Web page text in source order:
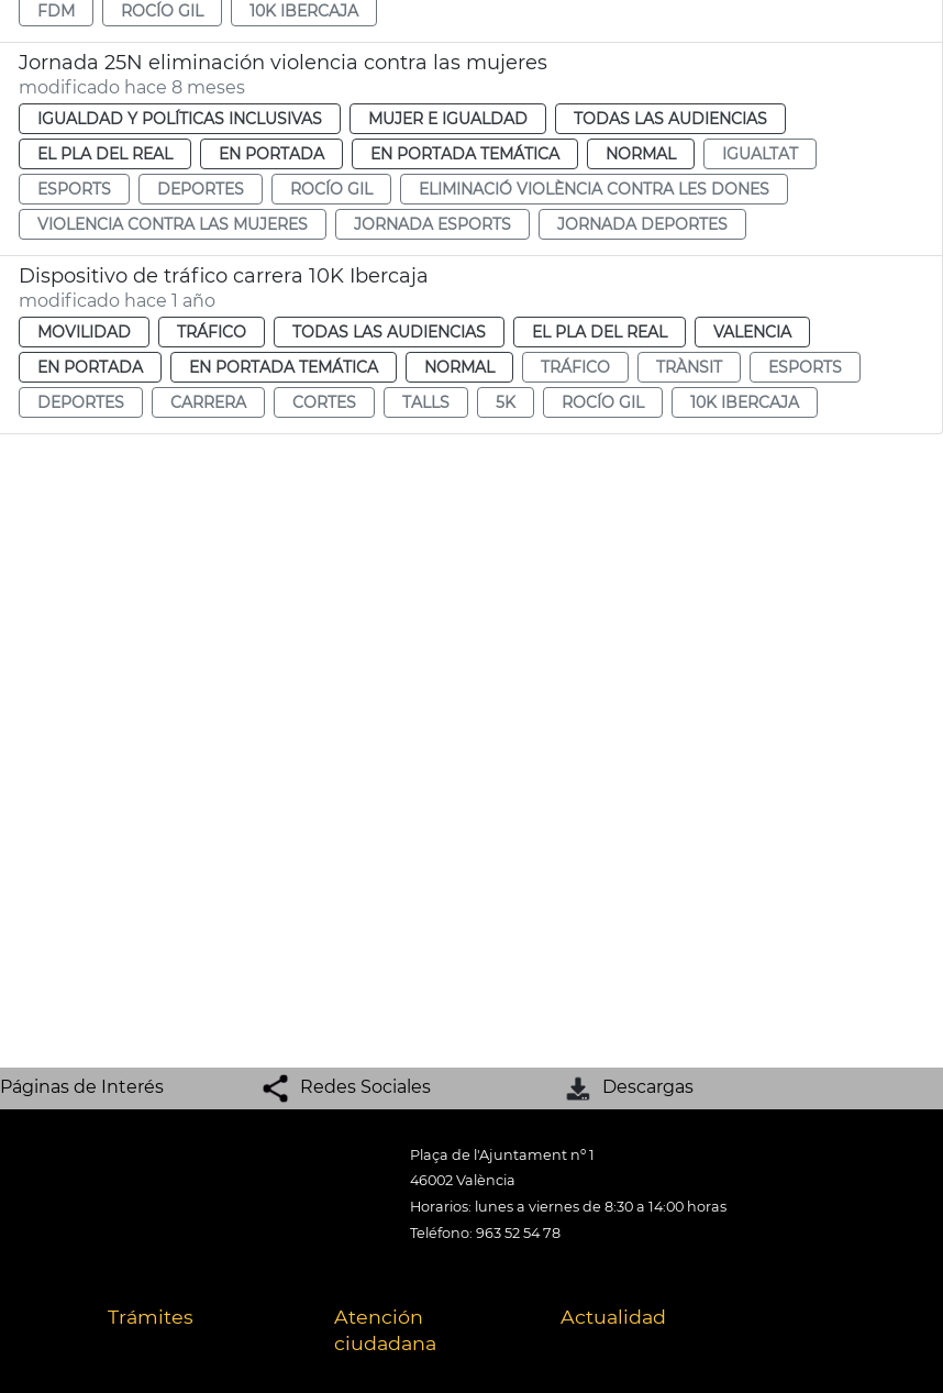
FDM
ROCÍO GIL 10K IBERCAJA
Jornada 25N eliminación violencia contra las mujeres
modificado hace 8 meses
IGUALDAD Y POLÍTICAS INCLUSIVAS MUJER E IGUALDAD
TODAS LAS AUDIENCIAS
EL PLA DEL REAL
EN PORTADA EN PORTADA TEMÁTICA NORMAL
IGUALTAT
ESPORTS
DEPORTES ROCÍO GIL
ELIMINACIÓ VIOLÈNCIA CONTRA LES DONES
VIOLENCIA CONTRA LAS MUJERES
JORNADA ESPORTS JORNADA DEPORTES
Dispositivo de tráfico carrera 10K Ibercaja
modificado hace 1 año
MOVILIDAD TRÁFICO TODAS LAS AUDIENCIAS EL PLA DEL REAL
VALENCIA
EN PORTADA
EN PORTADA TEMÁTICA NORMAL TRÁFICO TRÀNSIT
ESPORTS
DEPORTES
CARRERA CORTES TALLS 5K ROCÍO GIL 10K IBERCAJA
Páginas de Interés Redes Sociales Descargas
Plaça de l'Ajuntament nº 1
46002 València
Horarios: lunes a viernes de 8:30 a 14:00 horas
Teléfono: 963 52 54 78
Trámites
Atención
ciudadana
Actualidad